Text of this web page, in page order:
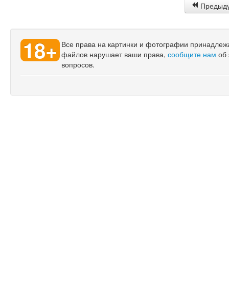
18+ Все права на картинки и фотографии
файлов нарушает ваши права, сообщите нам об
вопросов.